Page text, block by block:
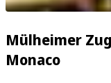
Mülheimer
Monaco